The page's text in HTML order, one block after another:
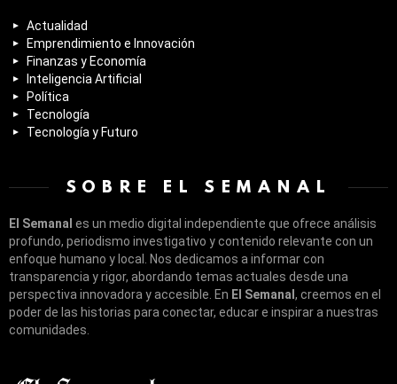
Actualidad
Emprendimiento e Innovación
Finanzas y Economía
Inteligencia Artificial
Política
Tecnología
Tecnología y Futuro
SOBRE EL SEMANAL
El Semanal es un medio digital independiente que ofrece análisis
profundo, periodismo investigativo y contenido relevante con un
enfoque humano y local. Nos dedicamos a informar con
transparencia y rigor, abordando temas actuales desde una
perspectiva innovadora y accesible. En El Semanal , creemos en el
poder de las historias para conectar, educar e inspirar a nuestras
comunidades.